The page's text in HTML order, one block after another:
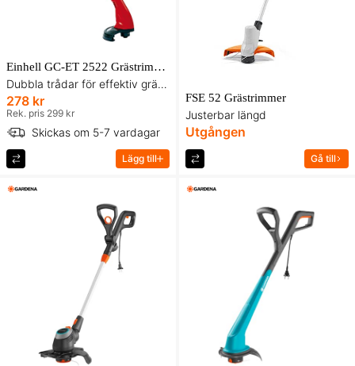
Einhell GC-ET 2522 Grästrimmer
Dubbla trådar för effektiv gräsklippning
278 kr
Rek. pris 299 kr
Skickas om 5-7 vardagar
Lägg till
FSE 52 Grästrimmer
Justerbar längd
Utgången
Gå till